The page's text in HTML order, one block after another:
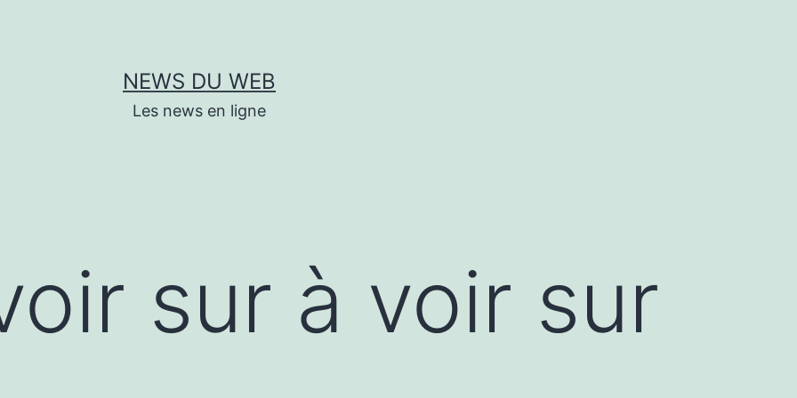
NEWS DU WEB
Les news en ligne
sur à voir sur